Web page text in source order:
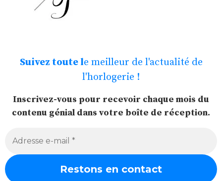
Suivez toute le meilleur de l'actualité de
l'horlogerie !
Inscrivez-vous pour recevoir chaque mois du
contenu génial dans votre boîte de réception.